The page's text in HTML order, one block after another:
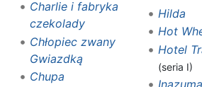
Charlie i fabryka
czekolady
Chłopiec zwany
Gwiazdką
Chupa
Hilda
Hot
Hotel
(seria I)